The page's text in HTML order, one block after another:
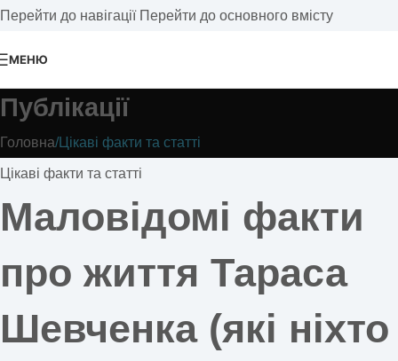
Перейти до навігації Перейти до основного вмісту
МЕНЮ
Публікації
Головна/Цікаві факти та статті
Цікаві факти та статті
Маловідомі факти
про життя Тараса
Шевченка (які ніхто